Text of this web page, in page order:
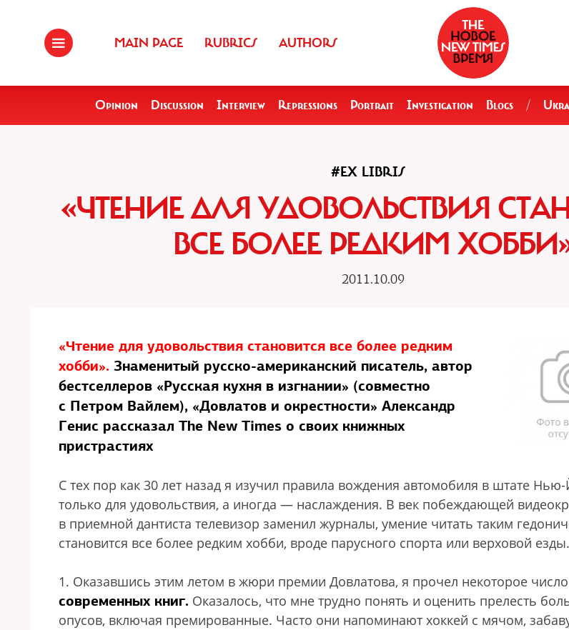
MAIN PAGE RUBRICS AUTHORS
Opinion Discussion Interview Repressions Portrait Investigation Blogs /
#EX LIBRIS
«ЧТЕНИЕ ДЛЯ УДОВОЛЬСТВИЯ
ВСЕ БОЛЕЕ РЕДКИМ
2011.10.09
«Чтение для удовольствия становится все более редким
хобби». Знаменитый русско-американский писатель, автор
бестселлеров «Русская кухня в изгнании» (совместно
с Петром Вайлем), «Довлатов и окрестности» Александр
Генис рассказал The New Times о своих книжных
пристрастиях
С тех пор как 30 лет назад я изучил правила вождения автомобиля в штате
только для удовольствия, а иногда — наслаждения. В век побеждающей
в приемной дантиста телевизор заменил журналы, умение читать таким
становится все более редким хобби, вроде парусного спорта или верховой езды.
1. Оказавшись этим летом в жюри премии Довлатова, я прочел некоторое число
современных книг. Оказалось, что мне трудно понять и оценить прелесть
опусов, включая премированные. Часто они напоминают хоккей с мячом,